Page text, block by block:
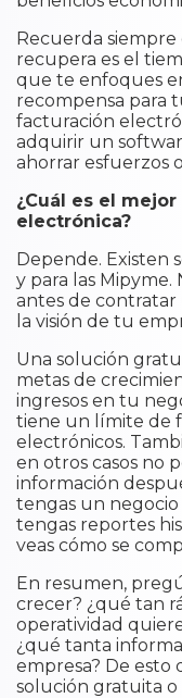
Recuerda
recupera es el
que te enfoques
recompensa para
facturación
adquirir un
ahorrar esfuerzos
¿Cuál es el
electrónica?
Depende. Existen
y para las
antes de
la visión de tu
Una solución
metas de
ingresos en tu
tiene un límite de
electrónicos.
en otros casos no
información
tengas un
tengas reportes
veas cómo se
En resumen,
crecer? ¿qué tan
operatividad
¿qué tanta
empresa? De
solución gratuita